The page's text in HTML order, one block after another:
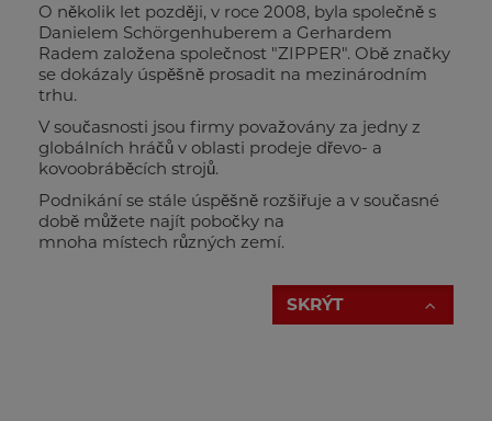
O několik let později, v roce 2008, byla společně s
Danielem Schörgenhuberem a Gerhardem
Radem založena společnost "ZIPPER". Obě značky
se dokázaly úspěšně prosadit na mezinárodním
trhu.
V současnosti jsou firmy považovány za jedny z
globálních hráčů v oblasti prodeje dřevo- a
kovoobráběcích strojů.
Podnikání se stále úspěšně rozšiřuje a v současné
době můžete najít pobočky na
mnoha místech různých zemí.
SKRÝT